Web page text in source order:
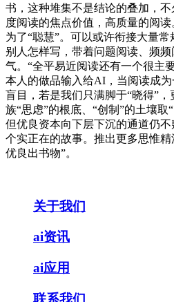
书，这种堆集不是结论的叠加，
度阅读的焦点价值，高质量的阅
为了“聪慧”。可以或许衔接大量常
别人怎样写，带着问题阅读、频
气。“全平易近阅读还有一个很主
本人的做品输入给AI，当阅读成
盲目，若是我们只满脚于“晓得”
族“思虑”的根底、“创制”的土壤取
但优良资本向下层下沉的通道仍
个实正在的故事。推出更多思惟
优良出书物”。
关于我们
ai资讯
ai应用
联系我们